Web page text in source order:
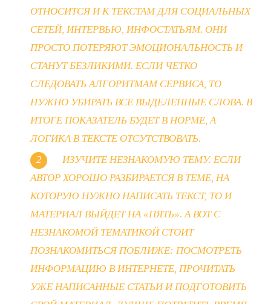
ОТНОСИТСЯ И К ТЕКСТАМ ДЛЯ СОЦИАЛЬНЫХ
СЕТЕЙ, ИНТЕРВЬЮ, ИНФОСТАТЬЯМ. ОНИ
ПРОСТО ПОТЕРЯЮТ ЭМОЦИОНАЛЬНОСТЬ И
СТАНУТ БЕЗЛИКИМИ. ЕСЛИ ЧЕТКО
СЛЕДОВАТЬ АЛГОРИТМАМ СЕРВИСА, ТО
НУЖНО УБИРАТЬ ВСЕ ВЫДЕЛЕННЫЕ СЛОВА. В
ИТОГЕ ПОКАЗАТЕЛЬ БУДЕТ В НОРМЕ, А
ЛОГИКА В ТЕКСТЕ ОТСУТСТВОВАТЬ.
ИЗУЧИТЕ НЕЗНАКОМУЮ ТЕМУ. ЕСЛИ
АВТОР ХОРОШО РАЗБИРАЕТСЯ В ТЕМЕ, НА
КОТОРУЮ НУЖНО НАПИСАТЬ ТЕКСТ, ТО И
МАТЕРИАЛ ВЫЙДЕТ НА «ПЯТЬ». А ВОТ С
НЕЗНАКОМОЙ ТЕМАТИКОЙ СТОИТ
ПОЗНАКОМИТЬСЯ ПОБЛИЖЕ: ПОСМОТРЕТЬ
ИНФОРМАЦИЮ В ИНТЕРНЕТЕ, ПРОЧИТАТЬ
УЖЕ НАПИСАННЫЕ СТАТЬИ И ПОДГОТОВИТЬ